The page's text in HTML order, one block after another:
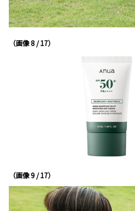
（画像 8 / 17）
（画像 9 / 17）